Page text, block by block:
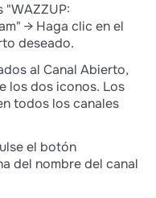
"WAZZUP:
→ Haga clic en el
deseado.
al Canal Abierto,
los dos iconos. Los
todos los canales
el botón
del nombre del canal